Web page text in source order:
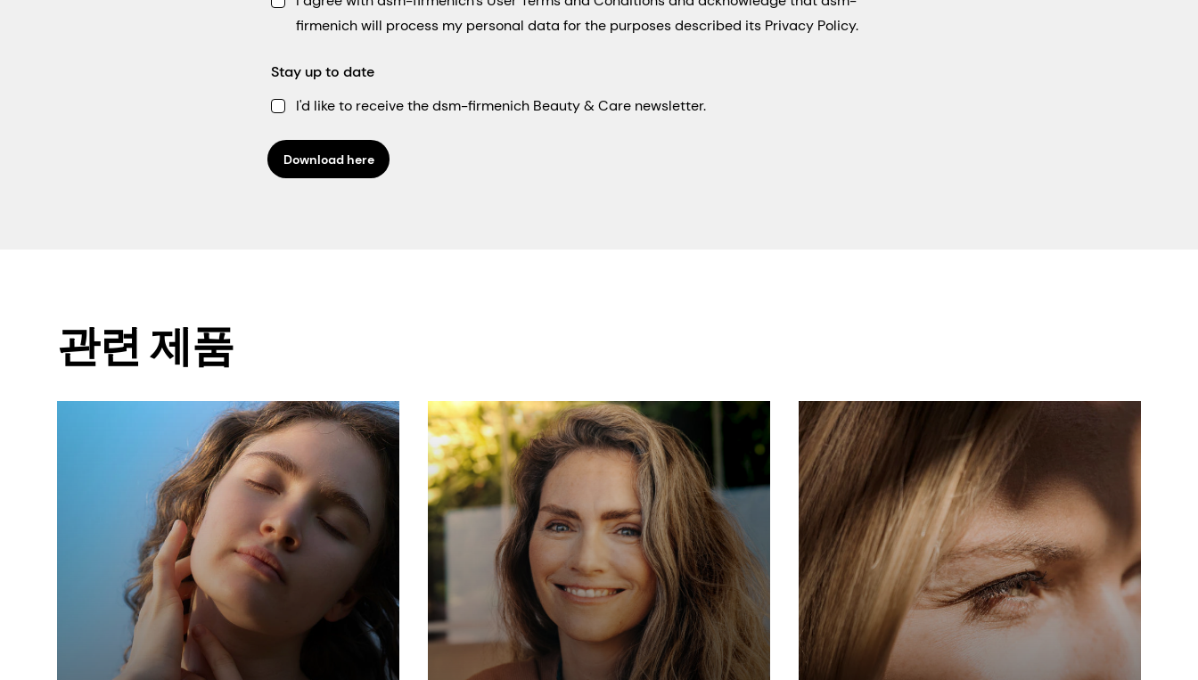
firmenich will process my personal data for the purposes described its Privacy Policy.
Stay up to date
I'd like to receive the dsm-firmenich Beauty & Care newsletter.
Download here
관련 제품